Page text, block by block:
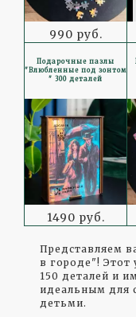
990 руб.
Подарочные пазлы
"Влюбленные под зонтом
" 300 деталей
1490 руб.
Представляем
в городе"! Этот
150 деталей и
идеальным для
детьми.